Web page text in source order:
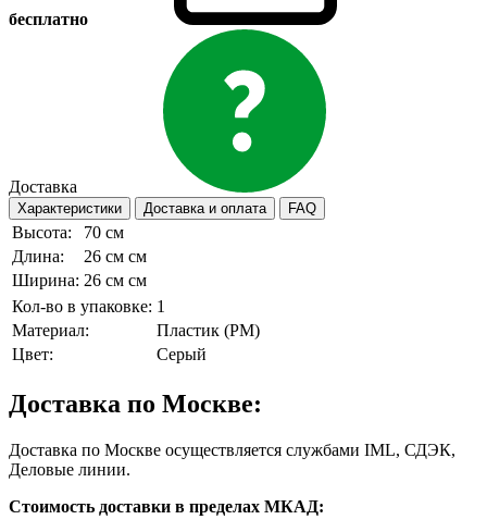
бесплатно
Доставка
Характеристики Доставка и оплата FAQ
Высота:
70 см
Длина:
26 см см
Ширина: 26 см см
Кол-во в упаковке: 1
Материал:
Пластик (PM)
Цвет:
Серый
Доставка по Москве:
Доставка по Москве осуществляется службами IML, СДЭК,
Деловые линии.
Стоимость доставки в пределах МКАД: